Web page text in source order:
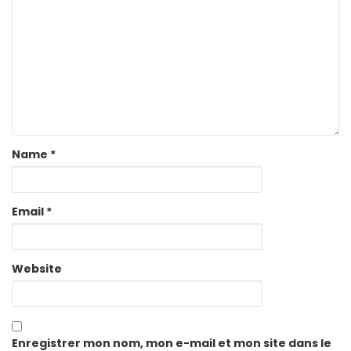
Name *
Email *
Website
Enregistrer mon nom, mon e-mail et mon site dans le